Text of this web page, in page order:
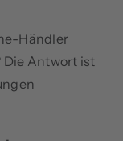
Händler
Die Antwort ist